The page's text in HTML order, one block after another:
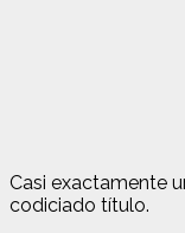
Casi exactamente
codiciado título.